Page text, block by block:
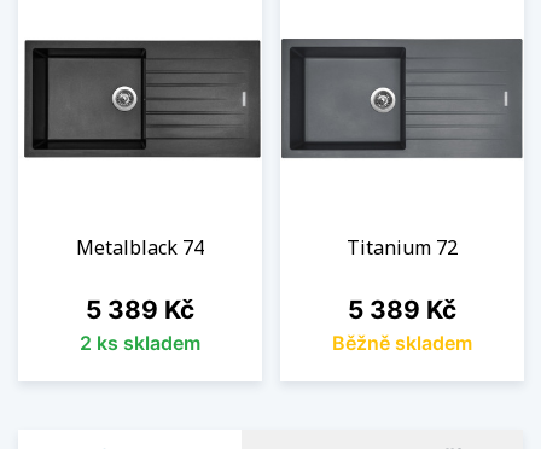
Metalblack 74
Cena
5 389 Kč
2 ks skladem
Titanium 72
Cena
5 389 Kč
Běžně skladem